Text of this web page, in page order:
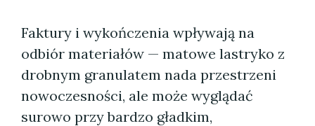
Faktury i wykończenia wpływają na
odbiór materiałów — matowe lastryko z
drobnym granulatem nada przestrzeni
nowoczesności, ale może wyglądać
surowo przy bardzo gładkim,